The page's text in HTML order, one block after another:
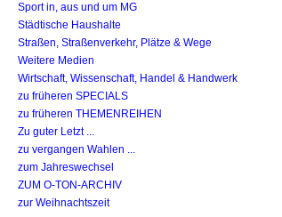
Sport in, aus und um MG
Städtische Haushalte
Straßen, Straßenverkehr, Plätze & Wege
Weitere Medien
Wirtschaft, Wissenschaft, Handel & Handwerk
zu früheren SPECIALS
zu früheren THEMENREIHEN
Zu guter Letzt ...
zu vergangen Wahlen ...
zum Jahreswechsel
ZUM O-TON-ARCHIV
zur Weihnachtszeit